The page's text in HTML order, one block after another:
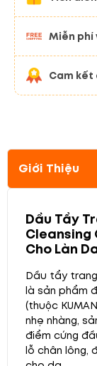
Miễn phí
Cam kết
Giới Thiệu
Dầu Tẩy
Cleansing
Cho Làn
Dầu tẩy
là sản phẩm
(thuộc
nhẹ nhàng,
điểm cứng
lỗ chân lông,